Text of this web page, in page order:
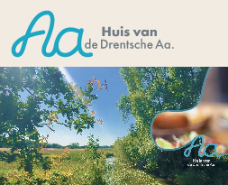
naar
de
inhoud